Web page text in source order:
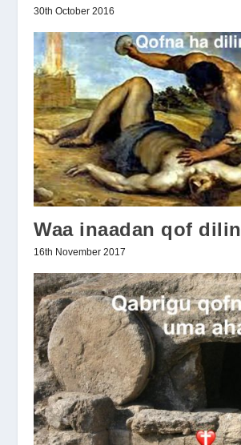
30th October 2016
Waa inaadan qof dilin
16th November 2017